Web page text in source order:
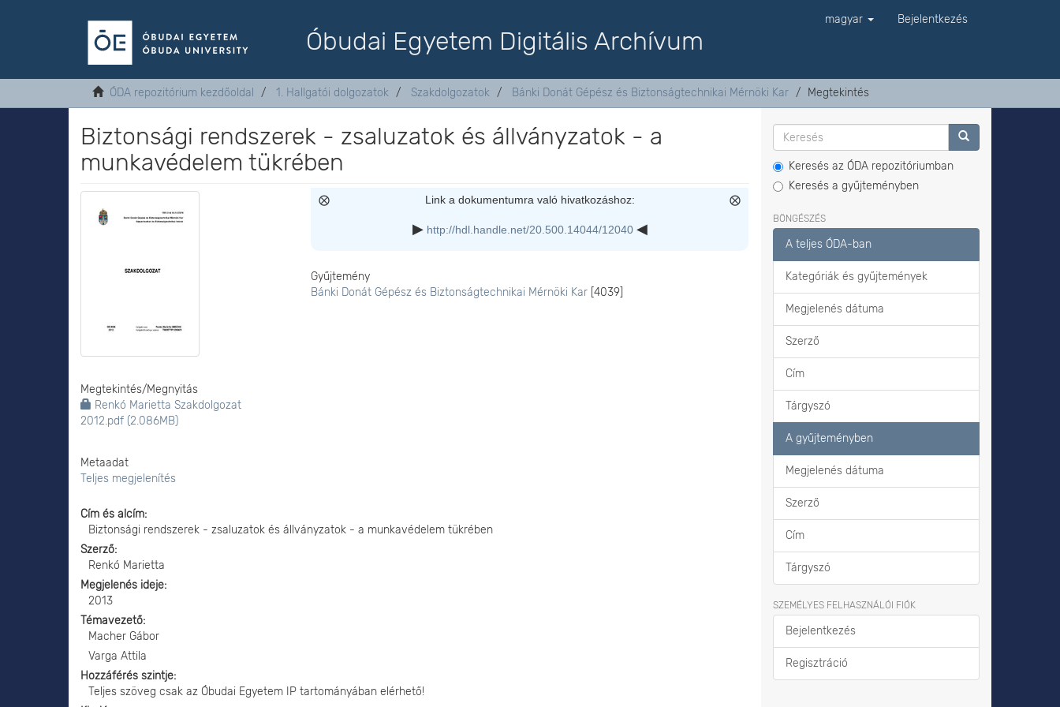
Óbudai Egyetem Digitális Archívum
magyar Bejelentkezés
ÓDA repozitórium kezdőoldal 1. Hallgatói dolgozatok Szakdolgozatok Bánki Donát Gépész és Biztonságtechnikai Mérnöki Kar Megtekintés
Biztonsági rendszerek - zsaluzatok és állványzatok - a
munkavédelem tükrében
Megtekintés/Megnyitás
Renkó Marietta Szakdolgozat
2012.pdf (2.086MB)
Metaadat
Teljes megjelenítés
Link a dokumentumra való hivatkozáshoz:
http://hdl.handle.net/20.500.14044/12040
Gyűjtemény
Bánki Donát Gépész és Biztonságtechnikai Mérnöki Kar [4039]
Cím és alcím
Biztonsági rendszerek - zsaluzatok és állványzatok - a munkavédelem tükrében
Szerző
Renkó Marietta
Megjelenés ideje
2013
Témavezető
Macher Gábor
Varga Attila
Hozzáférés szintje
Teljes szöveg csak az Óbudai Egyetem IP tartományában elérhető!
Keresés az ÓDA repozitóriumban
Keresés a gyűjteményben
BÖNGÉSZÉS
A teljes ÓDA-ban
Kategóriák és gyűjtemények
Megjelenés dátuma
Szerző
Cím
Tárgyszó
A gyűjteményben
Megjelenés dátuma
Szerző
Cím
Tárgyszó
SZEMÉLYES FELHASZNÁLÓI FIÓK
Bejelentkezés
Regisztráció